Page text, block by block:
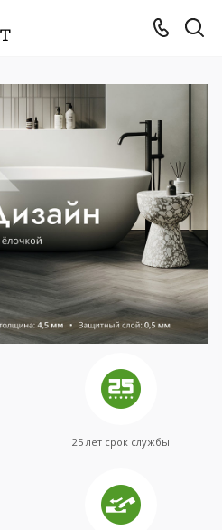
25 лет срок службы